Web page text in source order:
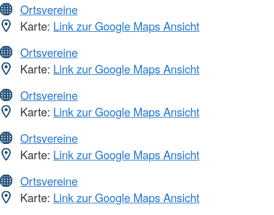
Ortsvereine
Karte: Link zur Google Maps Ansicht
Ortsvereine
Karte: Link zur Google Maps Ansicht
Ortsvereine
Karte: Link zur Google Maps Ansicht
Ortsvereine
Karte: Link zur Google Maps Ansicht
Ortsvereine
Karte: Link zur Google Maps Ansicht